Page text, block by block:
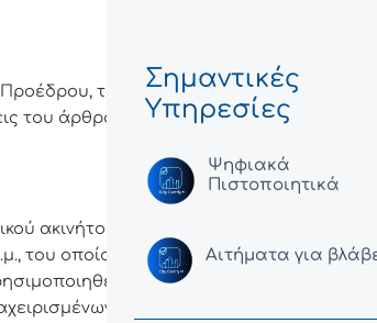
το από 13-
του άρθρου 72 του
ακινήτου, που
του οποίου
προς
Σημαντικές
Υπηρεσίες
Ψηφιακά
Πιστοποιητικά
Αιτήματα για